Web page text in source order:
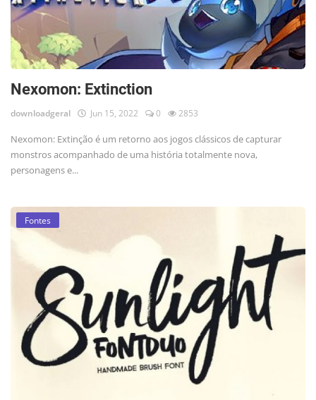
Nexomon: Extinction
downloadgeral Jun 15, 2022 0 2853
Nexomon: Extinção é um retorno aos jogos clássicos de capturar
monstros acompanhado de uma história totalmente nova,
personagens e...
Fontes